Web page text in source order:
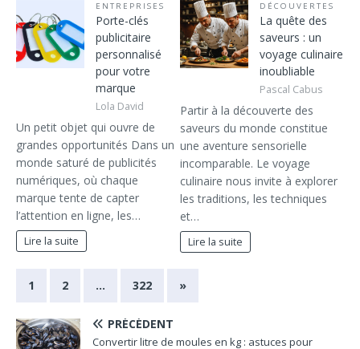
ENTREPRISES
Porte-clés
publicitaire
personnalisé
pour votre
marque
Lola David
Un petit objet qui ouvre de
grandes opportunités Dans un
monde saturé de publicités
numériques, où chaque
marque tente de capter
l’attention en ligne, les…
Lire la suite
DÉCOUVERTES
La quête des
saveurs : un
voyage culinaire
inoubliable
Pascal Cabus
Partir à la découverte des
saveurs du monde constitue
une aventure sensorielle
incomparable. Le voyage
culinaire nous invite à explorer
les traditions, les techniques
et…
Lire la suite
1 2 … 322 »
PRÉCÉDENT
Convertir litre de moules en kg : astuces pour